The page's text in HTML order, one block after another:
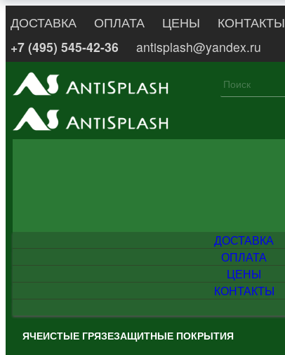
ДОСТАВКА ОПЛАТА ЦЕНЫ КОНТАКТЫ
+7 (495) 545-42-36
antisplash@yandex.ru
ДОСТАВКА
ОПЛАТА
ЦЕНЫ
КОНТАКТЫ
ЯЧЕИСТЫЕ ГРЯЗЕЗАЩИТНЫЕ ПОКРЫТИЯ